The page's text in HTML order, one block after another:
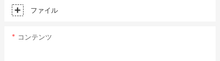
ファイル
コンテンツ